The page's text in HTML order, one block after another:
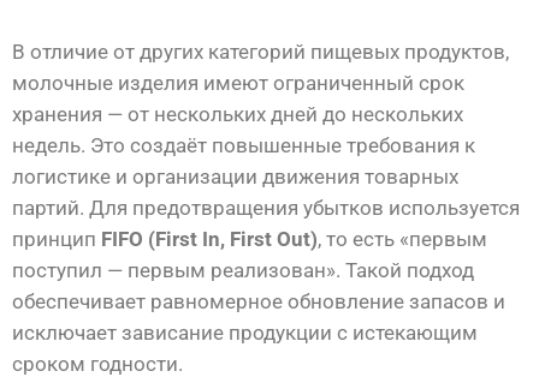
В отличие от других категорий пищевых продуктов,
молочные изделия имеют ограниченный срок
хранения — от нескольких дней до нескольких
недель. Это создаёт повышенные требования к
логистике и организации движения товарных
партий. Для предотвращения убытков используется
принцип FIFO (First In, First Out), то есть «первым
поступил — первым реализован». Такой подход
обеспечивает равномерное обновление запасов и
исключает зависание продукции с истекающим
сроком годности.